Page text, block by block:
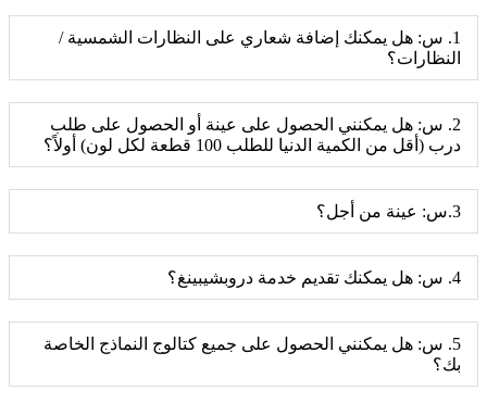
1. س: هل يمكنك إضافة شعاري على النظارات الشمسية /
النظارات؟
2. س: هل يمكنني الحصول على عينة أو الحصول على طلب
درب (أقل من الكمية الدنيا للطلب 100 قطعة لكل لون) أولاً؟
3.س: عينة من أجل؟
4. س: هل يمكنك تقديم خدمة دروبشيبينغ؟
5. س: هل يمكنني الحصول على جميع كتالوج النماذج الخاصة
بك؟